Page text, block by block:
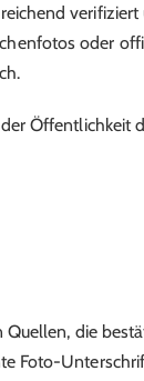
oder
Öffentlichkeit
die
Foto-